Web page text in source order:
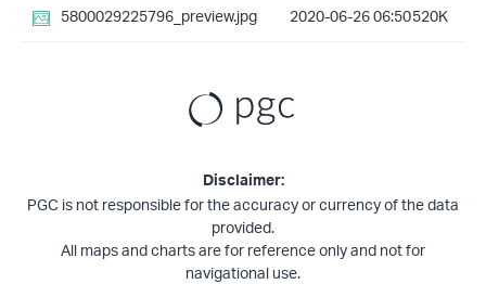
5800029225796_preview.jpg
2020-06-26 06:50520K
Disclaimer:
PGC is not responsible for the accuracy or currency of the data
provided.
All maps and charts are for reference only and not for
navigational use.